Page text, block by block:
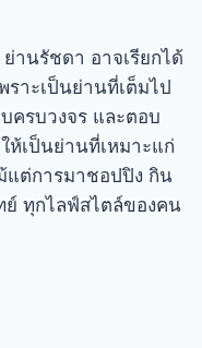
ย่านรัชดา อาจเรียกได้
าะเป็นย่านที่เต็มไป
ครบวงจร และตอบ
ห้เป็นย่านที่เหมาะแก่
แต่การมาชอปปิง กิน
ย์ ทุกไลฟ์สไตล์ของคน